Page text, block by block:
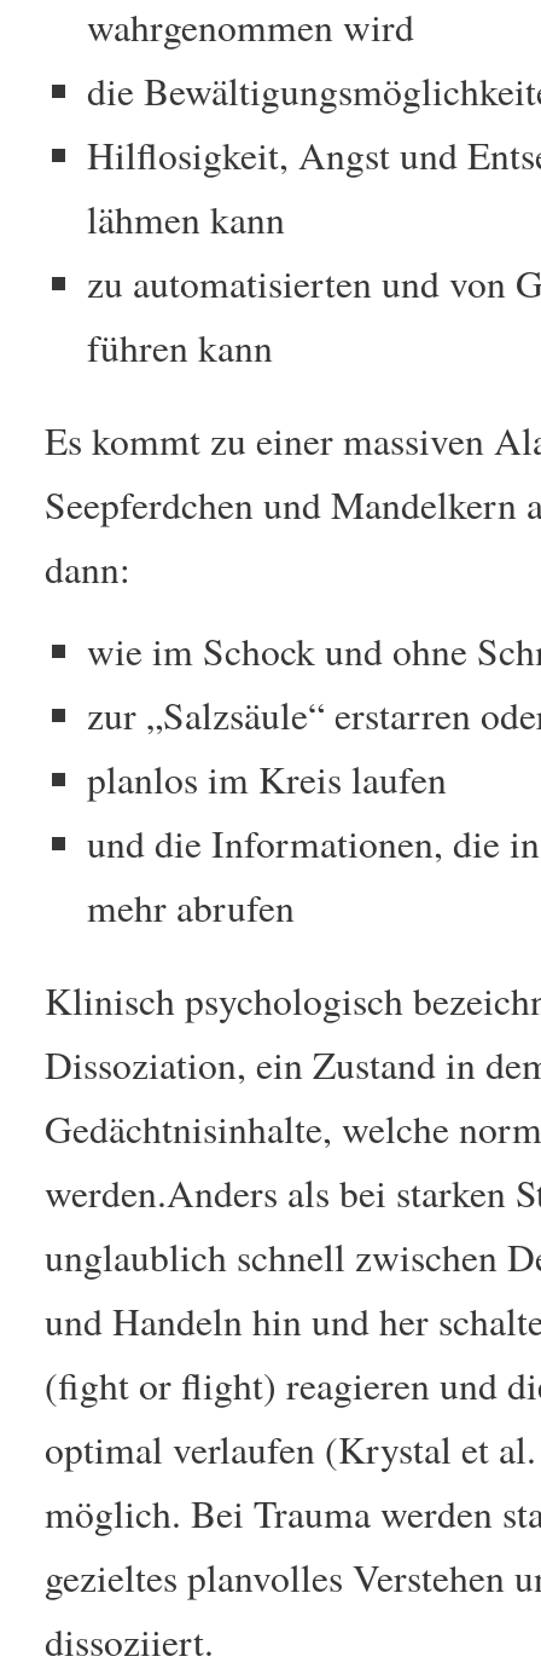
wahrgenommen wird
die
Hilflosigkeit, Angst und
lähmen kann
zu automatisierten und von
führen kann
Es kommt zu einer massiven
Seepferdchen und Mandelkern
dann:
wie im Schock und ohne
zur „Salzsäule“ erstarren
planlos im Kreis laufen
und die Informationen, die
mehr abrufen
Klinisch psychologisch
Dissoziation, ein Zustand in
Gedächtnisinhalte, welche
werden.Anders als bei starken
unglaublich schnell zwischen
und Handeln hin und her
(fight or flight) reagieren und
optimal verlaufen (Krystal et
möglich. Bei Trauma werden
gezieltes planvolles Verstehen
dissoziiert.